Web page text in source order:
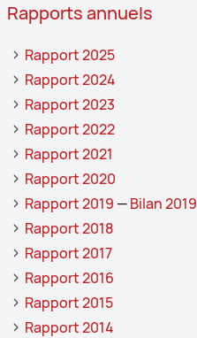
Rapports annuels
Rapport 2025
Rapport 2024
Rapport 2023
Rapport 2022
Rapport 2021
Rapport 2020
Rapport 2019 —Bilan 2019
Rapport 2018
Rapport 2017
Rapport 2016
Rapport 2015
Rapport 2014